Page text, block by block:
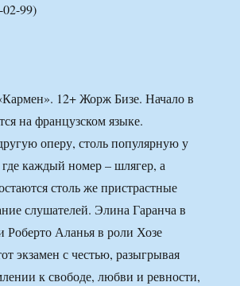
99)
12+ Жорж Бизе. Начало в
на французском языке.
оперу, столь популярную у
каждый номер – шлягер, а
столь же пристрастные
слушателей. Элина Гаранча в
Роберто Аланья в роли Хозе
экзамен с честью, разыгрывая
к свободе, любви и ревности,